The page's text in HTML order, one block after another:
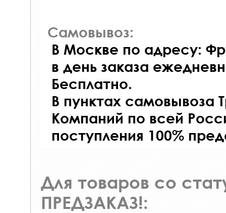
Самовывоз:
В Москве по адресу:
в день заказа
Бесплатно.
В пунктах самовывоза
Компаний по всей
поступления 100%
Для товаров со
ПРЕДЗАКАЗ!: